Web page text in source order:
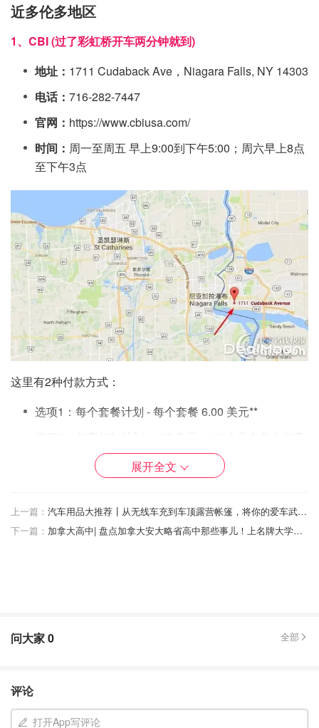
近多伦多地区
1、CBI (过了彩虹桥开车两分钟就到)
地址： 1711 Cudaback Ave，Niagara Falls, NY 14303
电话： 716-282-7447
官网： https://www.cbiusa.com/
时间： 周一至周五 早上9:00到下午5:00；周六早上8点
至下午3点
这里有2种付款方式：
选项1：每个套餐计划 - 每个套餐 6.00 美元**
2.00 美元无限制
首先，首先注册并接收一个私人邮箱号码 (PMB#)。要访问
的帐户，你的用户名将是姓名首字母和 PMB 号码，密码是
货地址。
展开全文
上一篇：
汽车用品大推荐┃从无线车充到车顶露营帐篷，将你的爱车武装到牙齿。
下一篇：
加拿大高中| 盘点加拿大安大略省高中那些事儿！上名牌大学其实比你想象中的容易~
问大家0 全部
评论
打开App写评论